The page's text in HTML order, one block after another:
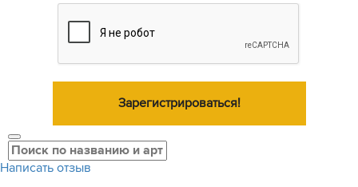
Зарегистрироваться!
Написать отзыв